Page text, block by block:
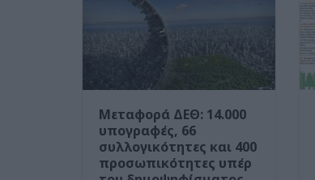
Μεταφορά ΔΕΘ: 14.000
υπογραφές, 66
συλλογικότητες και 400
προσωπικότητες υπέρ